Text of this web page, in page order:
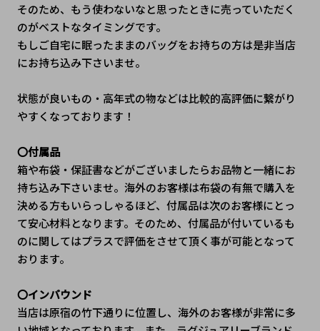
そのため、もう使わないなと思ったときに売っていただく
のがベストなタイミングです。
もしご自宅に眠ったままのバッグをお持ちの方は是非当店
にお持ち込み下さいませ。
状態が良いもの・高年式の物などは比較的高評価に繋がり
やすくなっております！
〇付属品
箱や布袋・保証書などがございましたらお品物と一緒にお
持ち込み下さいませ。海外のお客様は布袋の有無で購入を
決める方もいらっしゃるほど、付属品は次のお客様にとっ
て安心材料となります。そのため、付属品が付いているも
のに関してはプラスで評価をさせて頂く事が可能となって
おります。
〇インバウンド
当店は原宿の竹下通りに位置し、海外のお客様が非常に多